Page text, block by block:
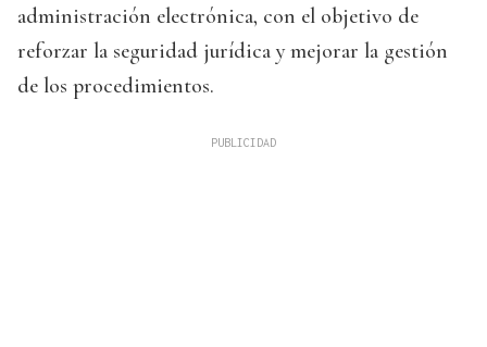
administración electrónica, con el objetivo de
reforzar la seguridad jurídica y mejorar la gestión
de los procedimientos.